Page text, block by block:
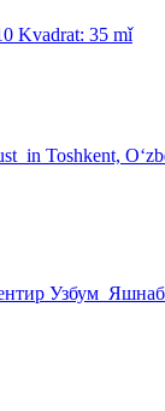
Kvadrat: 35 mǐ
Узбум